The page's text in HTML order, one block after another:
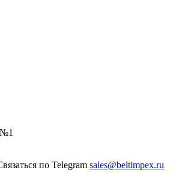
№1
sales@beltimpex.ru